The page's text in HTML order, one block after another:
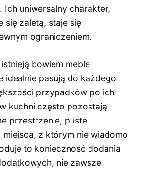
Ich uniwersalny charakter,
się zaletą, staje się
ograniczeniem.
bowiem meble
idealnie pasują do każdego
przypadków po ich
kuchni często pozostają
przestrzenie, puste
z którym nie wiadomo
to konieczność dodania
nie zawsze